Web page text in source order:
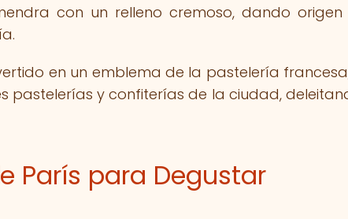
con un relleno cremoso, dando origen
en un emblema de la pastelería
pastelerías y confiterías de la ciudad,
París para Degustar